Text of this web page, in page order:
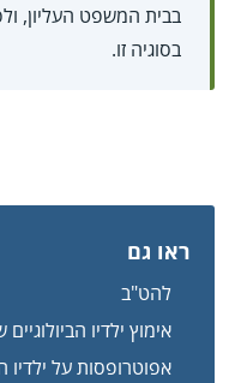
בבית המשפט העליון,
בסוגיה זו.
ראו גם
להט"ב
אימוץ ילדיו
אפוטרופסות על ילדיו